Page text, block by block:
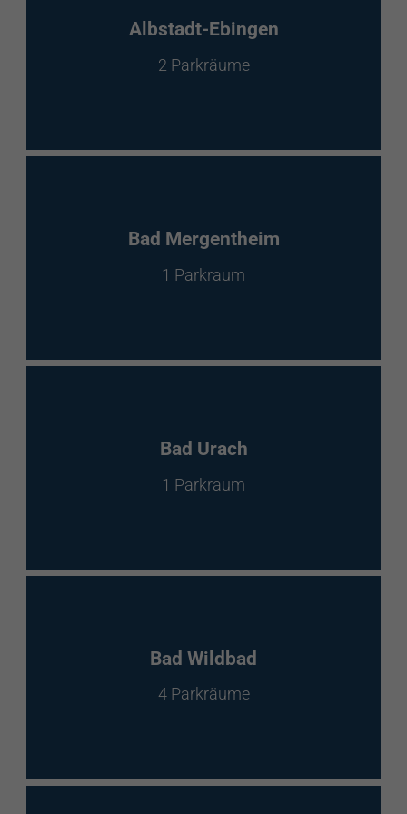
EnBW Mobility
Spontanladen
Albstadt-Ebingen
2 Parkräume
Bad Mergentheim
1 Parkraum
Bad Urach
1 Parkraum
Bad Wildbad
4 Parkräume